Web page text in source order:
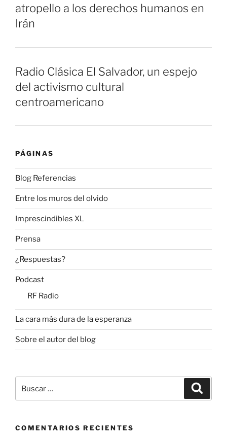
atropello a los derechos humanos en
Irán
Radio Clásica El Salvador, un espejo
del activismo cultural
centroamericano
PÁGINAS
Blog Referencias
Entre los muros del olvido
Imprescindibles XL
Prensa
¿Respuestas?
Podcast
RF Radio
La cara más dura de la esperanza
Sobre el autor del blog
por:
COMENTARIOS RECIENTES